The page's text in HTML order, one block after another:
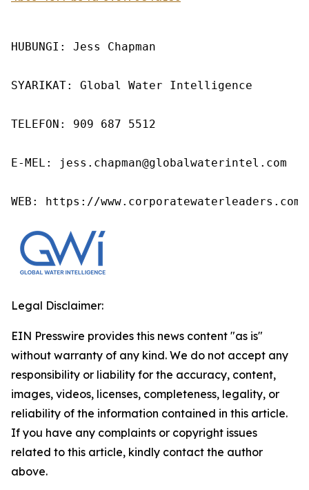
HUBUNGI: Jess Chapman
SYARIKAT: Global Water Intelligence
TELEFON: 909 687 5512
E-MEL: jess.chapman@globalwaterintel.com
WEB: https://www.corporatewaterleaders.com
Legal Disclaimer:
EIN Presswire provides this news content "as is"
without warranty of any kind. We do not accept any
responsibility or liability for the accuracy, content,
images, videos, licenses, completeness, legality, or
reliability of the information contained in this article.
If you have any complaints or copyright issues
related to this article, kindly contact the author
above.